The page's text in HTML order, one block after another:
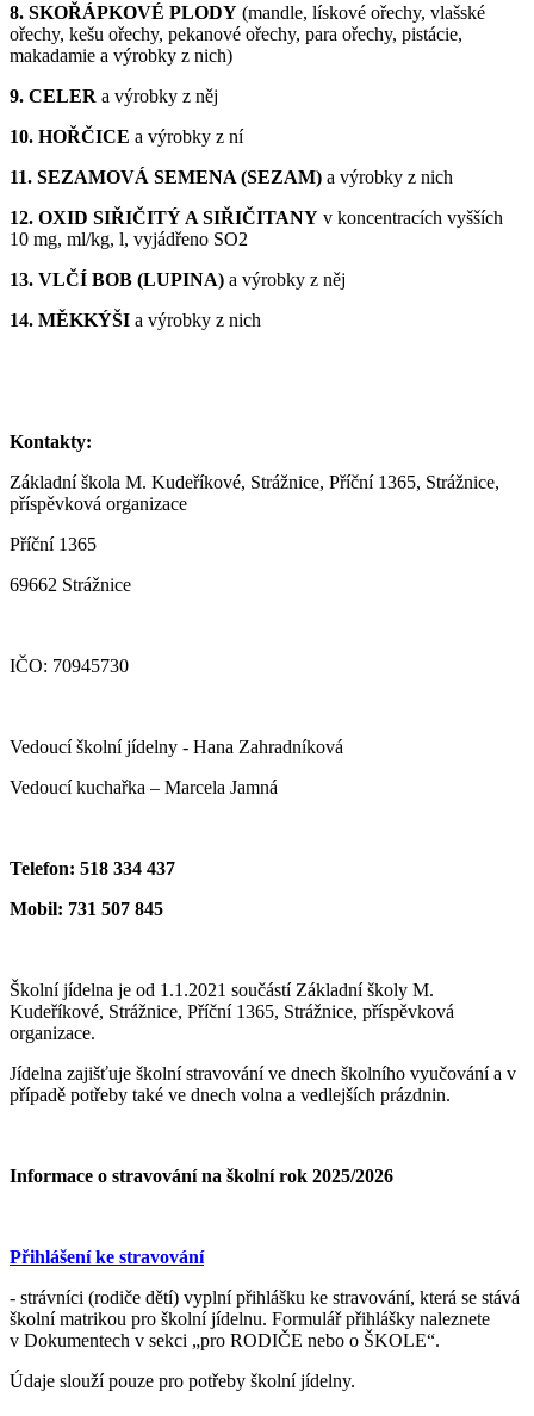
8. SKOŘÁPKOVÉ PLODY (mandle, lískové ořechy, vlašské
ořechy, kešu ořechy, pekanové ořechy, para ořechy, pistácie,
makadamie a výrobky z nich)
9. CELER a výrobky z něj
10. HOŘČICE a výrobky z ní
11. SEZAMOVÁ SEMENA (SEZAM) a výrobky z nich
12. OXID SIŘIČITÝ A SIŘIČITANY v koncentracích vyšších
10 mg, ml/kg, l, vyjádřeno SO2
13. VLČÍ BOB (LUPINA) a výrobky z něj
14. MĚKKÝŠI a výrobky z nich
Kontakty:
Základní škola M. Kudeříkové, Strážnice, Příční 1365, Strážnice,
příspěvková organizace
Příční 1365
69662 Strážnice
IČO: 70945730
Vedoucí školní jídelny - Hana Zahradníková
Vedoucí kuchařka – Marcela Jamná
Telefon: 518 334 437
Mobil: 731 507 845
Školní jídelna je od 1.1.2021 součástí Základní školy M.
Kudeříkové, Strážnice, Příční 1365, Strážnice, příspěvková
organizace.
Jídelna zajišťuje školní stravování ve dnech školního vyučování a v
případě potřeby také ve dnech volna a vedlejších prázdnin.
Informace o stravování na školní rok 2025/2026
Přihlášení ke stravování
- strávníci (rodiče dětí) vyplní přihlášku ke stravování, která se stává
školní matrikou pro školní jídelnu. Formulář přihlášky naleznete
v Dokumentech v sekci „pro RODIČE nebo o ŠKOLE“.
Údaje slouží pouze pro potřeby školní jídelny.